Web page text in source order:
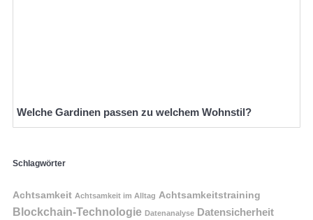
Welche Gardinen passen zu welchem Wohnstil?
Schlagwörter
Achtsamkeit Achtsamkeit im Alltag Achtsamkeitstraining
Blockchain-Technologie Datenanalyse Datensicherheit